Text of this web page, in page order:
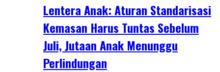
Lentera Anak: Aturan Standarisasi
Kemasan Harus Tuntas Sebelum
Juli, Jutaan Anak Menunggu
Perlindungan